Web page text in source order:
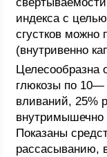
индекса с
сгустков
(внутривенно
Целесообразна
глюкозы по
вливаний, 25%
Показаны
рассасыванию,